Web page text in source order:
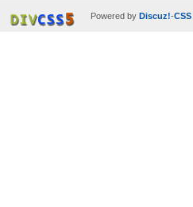
Powered by Discuz!-CSS